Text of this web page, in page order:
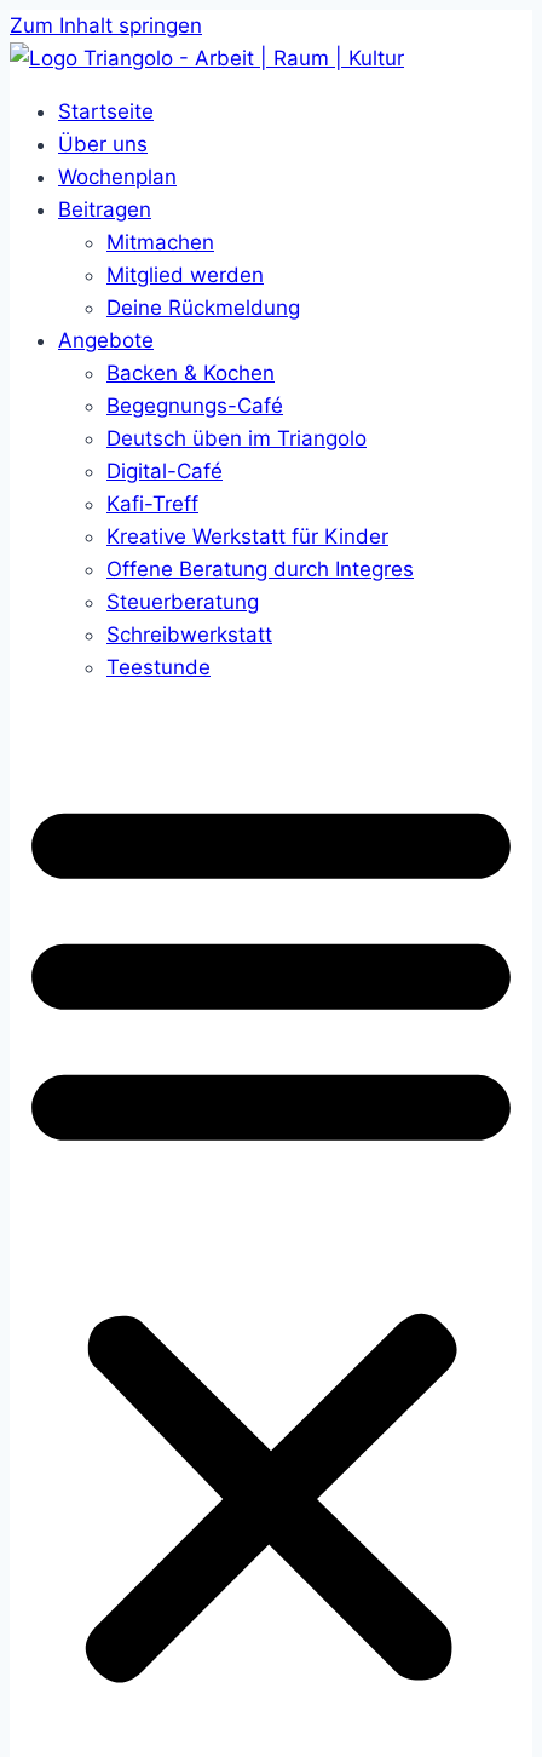
Zum Inhalt springen
Startseite
Über uns
Wochenplan
Beitragen
Mitmachen
Mitglied werden
Deine Rückmeldung
Angebote
Backen & Kochen
Begegnungs-Café
Deutsch üben im Triangolo
Digital-Café
Kafi-Treff
Kreative Werkstatt für Kinder
Offene Beratung durch Integres
Steuerberatung
Schreibwerkstatt
Teestunde